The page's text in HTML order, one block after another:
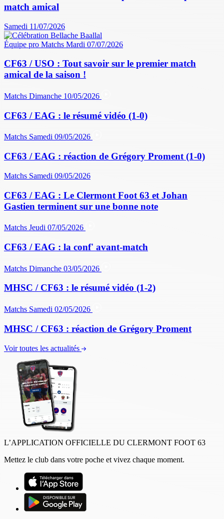
match amical
Samedi 11/07/2026
Équipe pro Matchs Mardi 07/07/2026
CF63 / USO : Tout savoir sur le premier match
amical de la saison !
Matchs Dimanche 10/05/2026
CF63 / EAG : le résumé vidéo (1-0)
Matchs Samedi 09/05/2026
CF63 / EAG : réaction de Grégory Proment (1-0)
Matchs Samedi 09/05/2026
CF63 / EAG : Le Clermont Foot 63 et Johan
Gastien terminent sur une bonne note
Matchs Jeudi 07/05/2026
CF63 / EAG : la conf' avant-match
Matchs Dimanche 03/05/2026
MHSC / CF63 : le résumé vidéo (1-2)
Matchs Samedi 02/05/2026
MHSC / CF63 : réaction de Grégory Proment
Voir toutes les actualités
L’APPLICATION OFFICIELLE DU CLERMONT FOOT 63
Mettez le club dans votre poche et vivez chaque moment.